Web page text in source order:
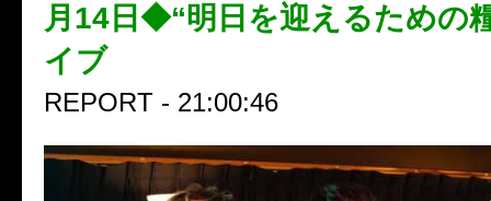
月14日◆“明日を迎えるための
イブ
REPORT - 21:00:46